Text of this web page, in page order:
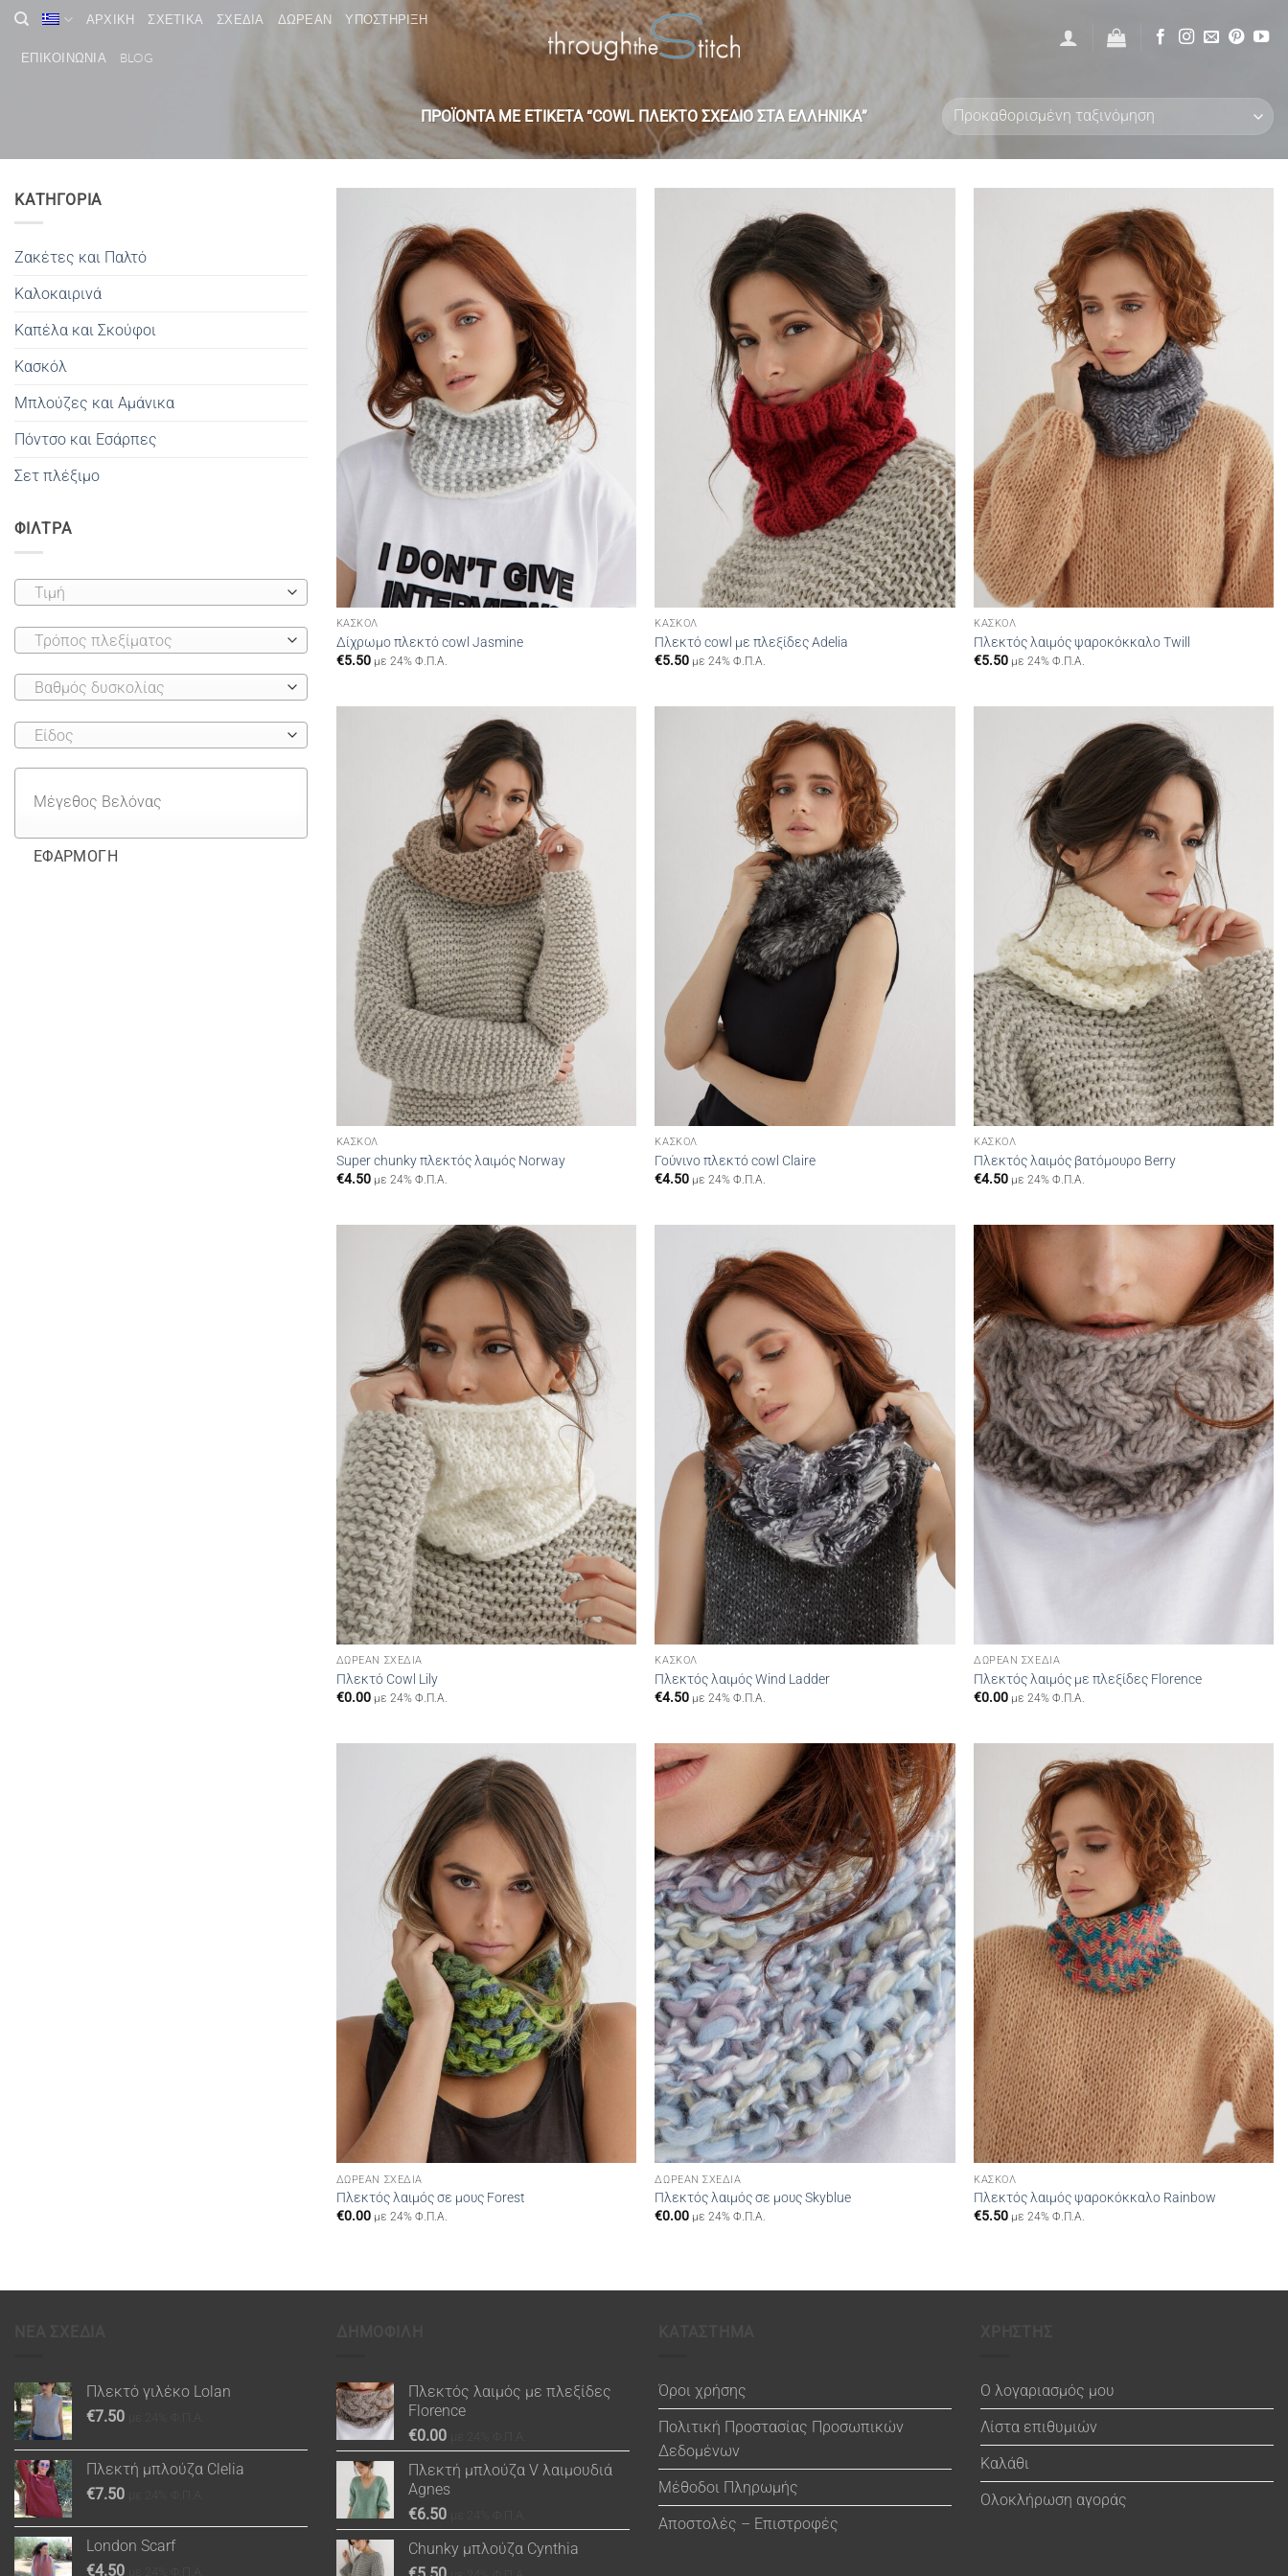
Μετάβαση
περιεχόμενο
ΑΡΧΙΚΗ ΣΧΕΤΙΚΑ ΣΧΕΔΙΑ ΔΩΡΕΑΝ ΥΠΟΣΤΗΡΙΞΗ
ΕΠΙΚΟΙΝΩΝΙΑ BLOG
ΠΡΟΪΌΝΤΑ ΜΕ ΕΤΙΚΈΤΑ “COWL ΠΛΕΚΤΌ ΣΧΈΔΙΟ ΣΤΑ ΕΛΛΗΝΙΚΆ”
ΚΑΤΗΓΟΡΙΑ
Ζακέτες και Παλτό
Καλοκαιρινά
Καπέλα και Σκούφοι
Κασκόλ
Μπλούζες και Αμάνικα
Πόντσο και Εσάρπες
Σετ πλέξιμο
ΦΙΛΤΡΑ
Τιμή
Τρόπος πλεξίματος
Βαθμός δυσκολίας
Είδος
ΕΦΑΡΜΟΓΉ
ΚΑΣΚΌΛ
Δίχρωμο πλεκτό cowl Jasmine
€5.50 με 24% Φ.Π.Α.
ΚΑΣΚΌΛ
Πλεκτό cowl με πλεξίδες Adelia
€5.50 με 24% Φ.Π.Α.
ΚΑΣΚΌΛ
Πλεκτός λαιμός ψαροκόκκαλο Twill
€5.50 με 24% Φ.Π.Α.
ΚΑΣΚΌΛ
Super chunky πλεκτός λαιμός Norway
€4.50 με 24% Φ.Π.Α.
ΚΑΣΚΌΛ
Γούνινο πλεκτό cowl Claire
€4.50 με 24% Φ.Π.Α.
ΚΑΣΚΌΛ
Πλεκτός λαιμός βατόμουρο Berry
€4.50 με 24% Φ.Π.Α.
ΔΩΡΕΆΝ ΣΧΈΔΙΑ
Πλεκτό Cowl Lily
€0.00 με 24% Φ.Π.Α.
ΚΑΣΚΌΛ
Πλεκτός λαιμός Wind Ladder
€4.50 με 24% Φ.Π.Α.
Add to
wishlist
ΔΩΡΕΆΝ ΣΧΈΔΙΑ
Πλεκτός λαιμός με πλεξίδες Florence
€0.00 με 24% Φ.Π.Α.
ΔΩΡΕΆΝ ΣΧΈΔΙΑ
Πλεκτός λαιμός σε μους Forest
€0.00 με 24% Φ.Π.Α.
Add to
wishlist
ΔΩΡΕΆΝ ΣΧΈΔΙΑ
Πλεκτός λαιμός σε μους Skyblue
€0.00 με 24% Φ.Π.Α.
ΚΑΣΚΌΛ
Πλεκτός λαιμός ψαροκόκκαλο Rainbow
€5.50 με 24% Φ.Π.Α.
Πλεκτό γιλέκο Lolan
€7.50
Πλεκτή μπλούζα Clelia
€7.50
London Scarf
€4.50
Πλεκτός λαιμός με πλεξίδες
Florence
€0.00
Πλεκτή μπλούζα V λαιμουδιά
Agnes
€6.50
Chunky μπλούζα Cynthia
Όροι χρήσης
Πολιτική Προστασίας Προσωπικών
Δεδομένων
Μέθοδοι Πληρωμής
Αποστολές – Επιστροφές
Ο λογαριασμός μου
Λίστα επιθυμιών
Καλάθι
Ολοκλήρωση αγοράς